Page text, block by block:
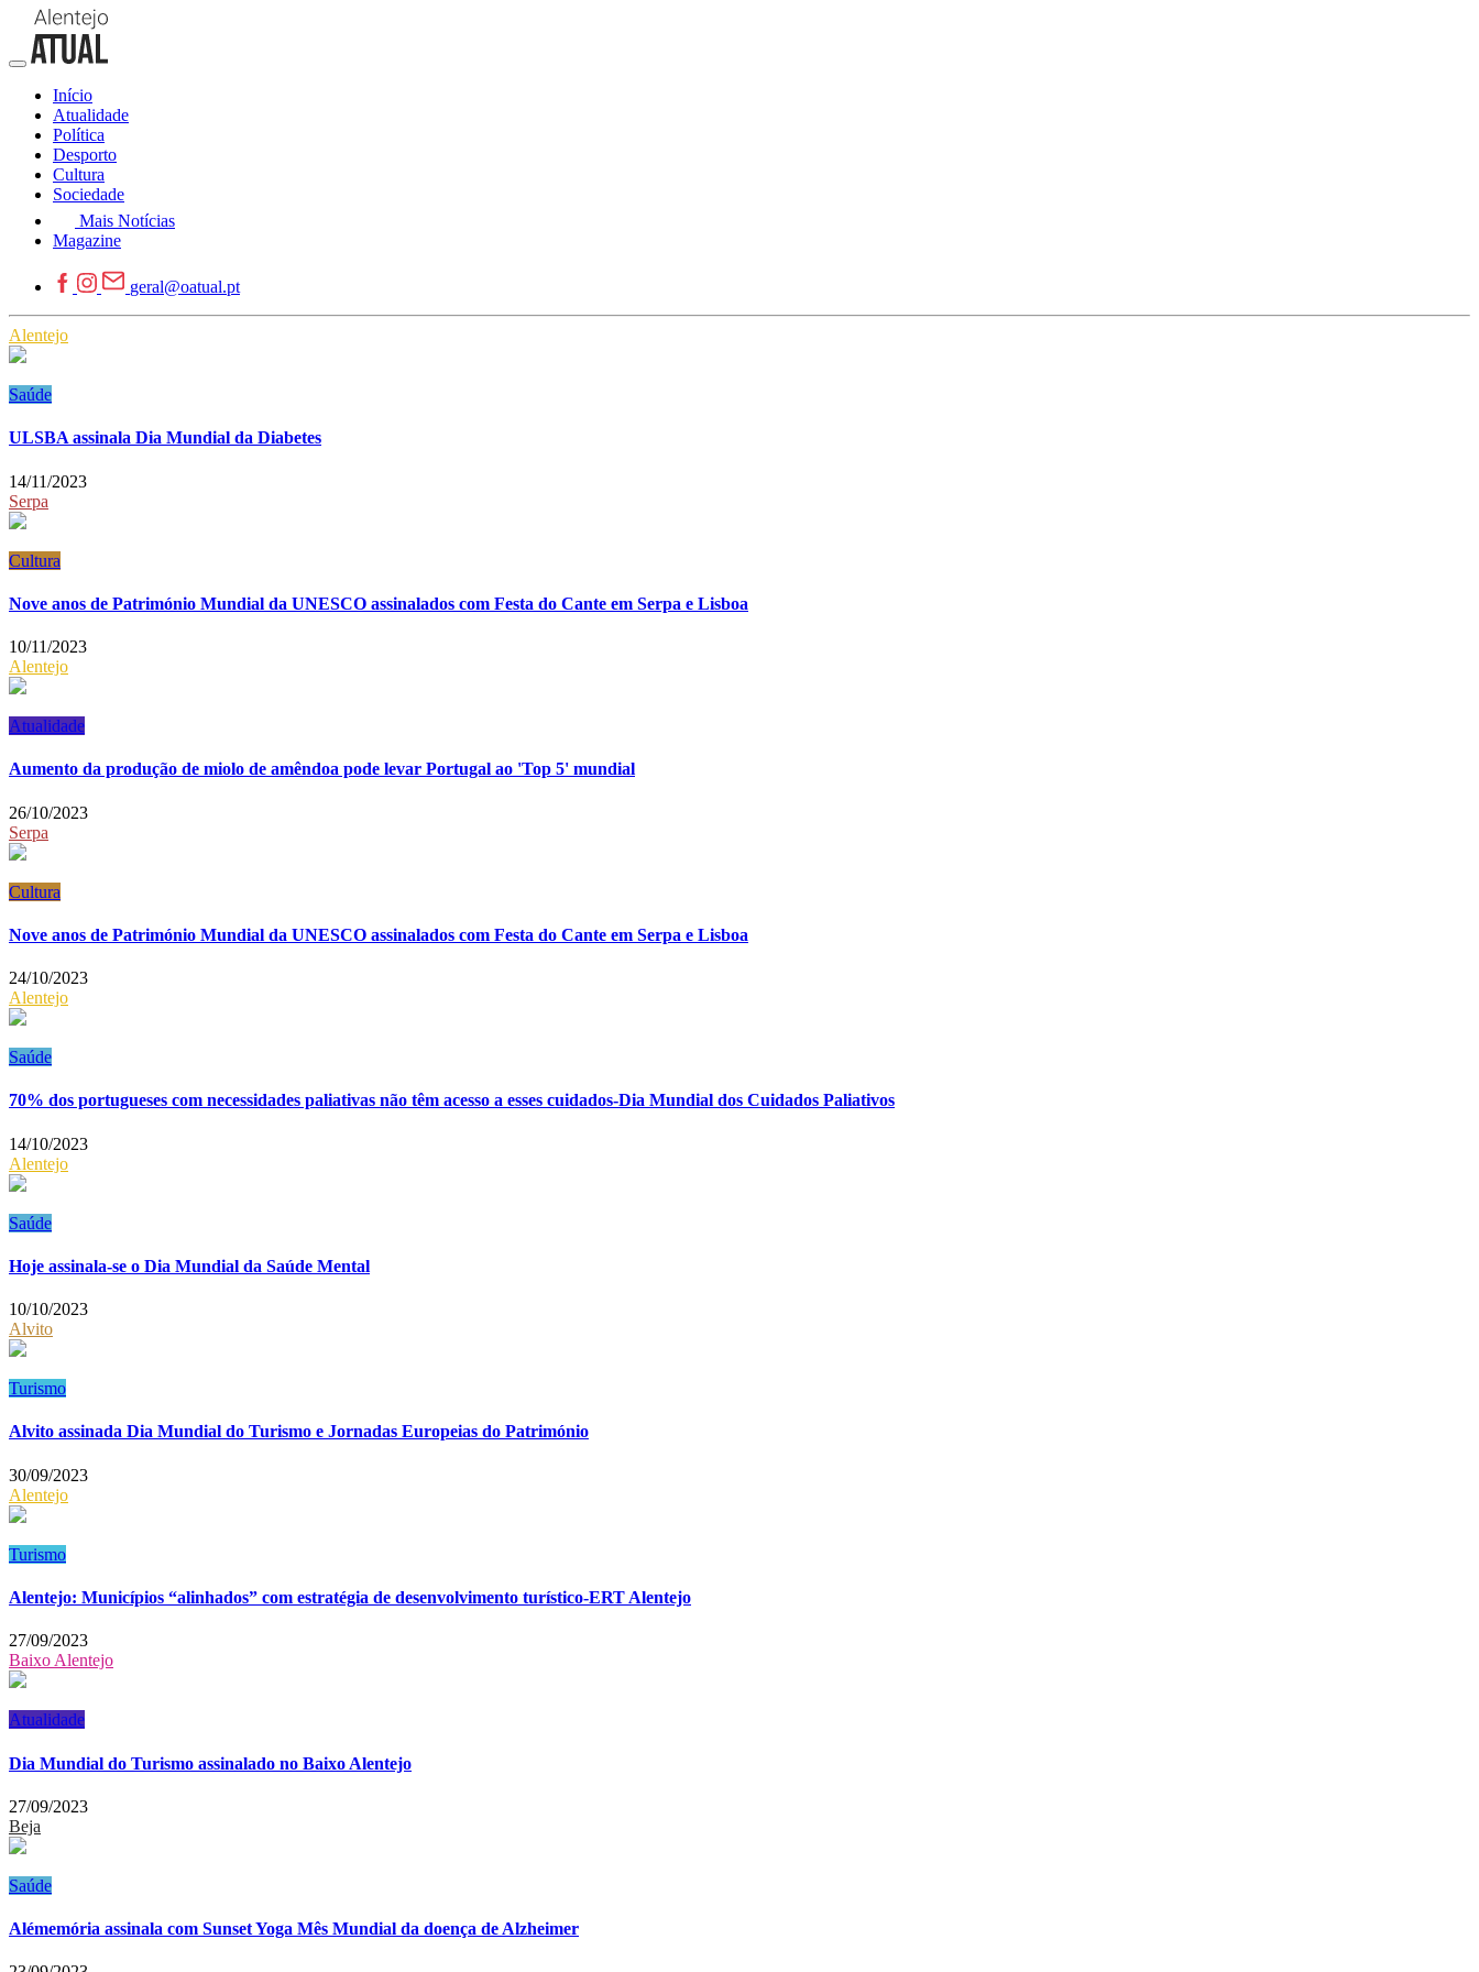
Início
Atualidade
Política
Desporto
Cultura
Sociedade
Mais Notícias
Magazine
geral@oatual.pt
Alentejo
Saúde
ULSBA assinala Dia Mundial da Diabetes
14/11/2023
Serpa
Cultura
Nove anos de Património Mundial da UNESCO assinalados com Festa do Cante em Serpa e Lisboa
10/11/2023
Alentejo
Atualidade
Aumento da produção de miolo de amêndoa pode levar Portugal ao 'Top 5' mundial
26/10/2023
Serpa
Cultura
Nove anos de Património Mundial da UNESCO assinalados com Festa do Cante em Serpa e Lisboa
24/10/2023
Alentejo
Saúde
70% dos portugueses com necessidades paliativas não têm acesso a esses cuidados-Dia Mundial dos Cuidados Paliativos
14/10/2023
Alentejo
Saúde
Hoje assinala-se o Dia Mundial da Saúde Mental
10/10/2023
Alvito
Turismo
Alvito assinada Dia Mundial do Turismo e Jornadas Europeias do Património
30/09/2023
Alentejo
Turismo
Alentejo: Municípios “alinhados” com estratégia de desenvolvimento turístico-ERT Alentejo
27/09/2023
Baixo Alentejo
Atualidade
Dia Mundial do Turismo assinalado no Baixo Alentejo
27/09/2023
Beja
Saúde
Alémemória assinala com Sunset Yoga Mês Mundial da doença de Alzheimer